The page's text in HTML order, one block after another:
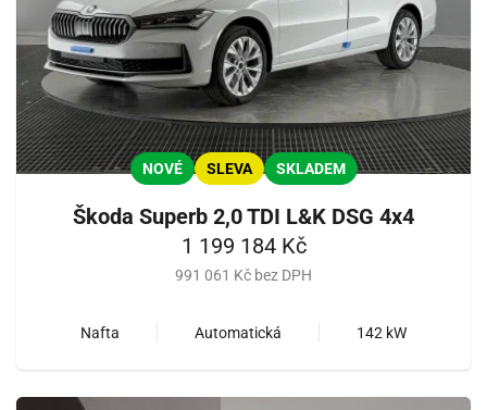
NOVÉ SLEVA SKLADEM
Škoda Superb 2,0 TDI L&K DSG 4x4
1 199 184 Kč
991 061 Kč bez DPH
Nafta Automatická 142 kW